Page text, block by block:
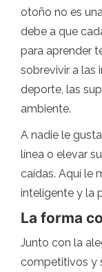
otoño no es
debe a que
para aprender
sobrevivir a las
deporte, las
ambiente.
A nadie le
línea o elevar
caídas. Aquí le
inteligente y la
La forma
Junto con la
competitivos y